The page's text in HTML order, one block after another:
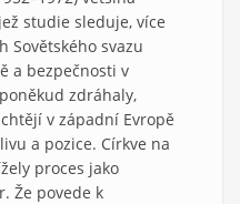
studie sleduje, více
Sovětského svazu
a bezpečnosti v
zdráhaly,
v západní Evropě
a pozice. Církve na
proces jako
Že povede k